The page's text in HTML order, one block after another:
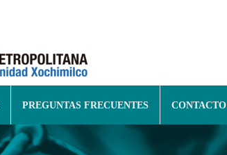
PREGUNTAS FRECUENTES CONTACTO